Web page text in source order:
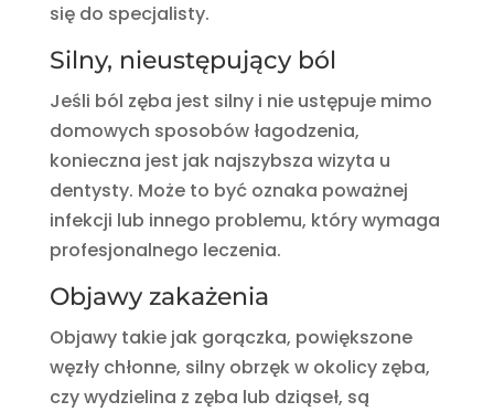
się do specjalisty.
Silny, nieustępujący ból
Jeśli ból zęba jest silny i nie ustępuje mimo
domowych sposobów łagodzenia,
konieczna jest jak najszybsza wizyta u
dentysty. Może to być oznaka poważnej
infekcji lub innego problemu, który wymaga
profesjonalnego leczenia.
Objawy zakażenia
Objawy takie jak gorączka, powiększone
węzły chłonne, silny obrzęk w okolicy zęba,
czy wydzielina z zęba lub dziąseł, są